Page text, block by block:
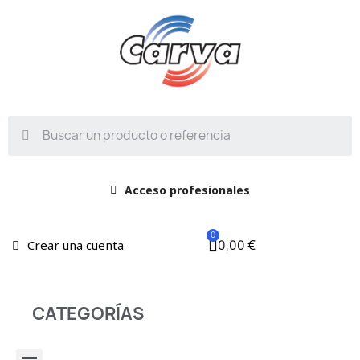
Acceso profesionales
Crear una cuenta 0,00 €
CATEGORÍAS